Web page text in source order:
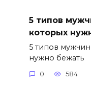
5 типов
которых
5 типов
нужно бежать
0 584